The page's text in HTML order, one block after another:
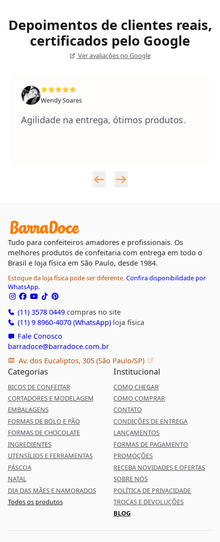
Depoimentos de clientes reais,
certificados pelo Google
Ver avaliações no Google
Wendy Soares
Agilidade na entrega, ótimos produtos.
Tudo para confeiteiros amadores e profissionais. Os
melhores produtos de confeitaria com entrega em todo o
Brasil e loja física em São Paulo, desde 1984.
Estoque da loja física pode ser diferente.Confira disponibilidade por
WhatsApp.
(11) 3578 0449compras no site
(11) 9 8960-4070 (WhatsApp)loja física
Fale Conosco
barradoce@barradoce.com.br
Av. dos Eucaliptos, 305 (São Paulo/SP)
Categorias
BICOS DE CONFEITAR
CORTADORES E MODELAGEM
EMBALAGENS
FORMAS DE BOLO E PÃO
FORMAS DE CHOCOLATE
INGREDIENTES
UTENSÍLIOS E FERRAMENTAS
PÁSCOA
NATAL
DIA DAS MÃES E NAMORADOS
Todos os produtos
Institucional
COMO CHEGAR
COMO COMPRAR
CONTATO
CONDIÇÕES DE ENTREGA
LANÇAMENTOS
FORMAS DE PAGAMENTO
PROMOÇÕES
RECEBA NOVIDADES E OFERTAS
SOBRE NÓS
POLÍTICA DE PRIVACIDADE
TROCAS E DEVOLUÇÕES
BLOG